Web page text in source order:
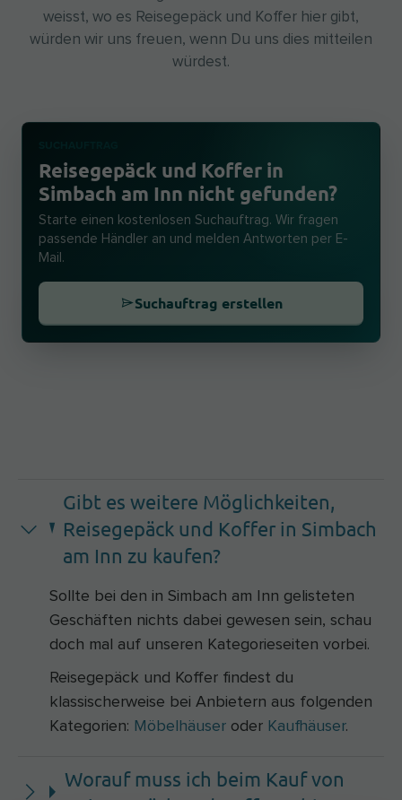
weisst, wo es Reisegepäck und Koffer hier gibt,
würden wir uns freuen, wenn Du uns dies mitteilen
würdest.
Reisegepäck und Koffer in
Simbach am Inn nicht gefunden?
Starte einen kostenlosen Suchauftrag. Wir fragen
passende Händler an und melden Antworten per E-
Mail.
Suchauftrag erstellen
Gibt es weitere Möglichkeiten,
Reisegepäck und Koffer in Simbach
am Inn zu kaufen?
Sollte bei den in Simbach am Inn gelisteten
Geschäften nichts dabei gewesen sein, schau
doch mal auf unseren Kategorieseiten vorbei.
Reisegepäck und Koffer findest du
klassischerweise bei Anbietern aus folgenden
Kategorien: Möbelhäuser oder Kaufhäuser.
Worauf muss ich beim Kauf von